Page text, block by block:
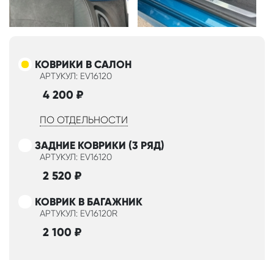
КОВРИКИ В САЛОН
АРТУКУЛ: EV16120
4 200 ₽
ПО ОТДЕЛЬНОСТИ
ЗАДНИЕ КОВРИКИ (3 РЯД)
АРТУКУЛ: EV16120
2 520 ₽
КОВРИК В БАГАЖНИК
АРТУКУЛ: EV16120R
2 100 ₽